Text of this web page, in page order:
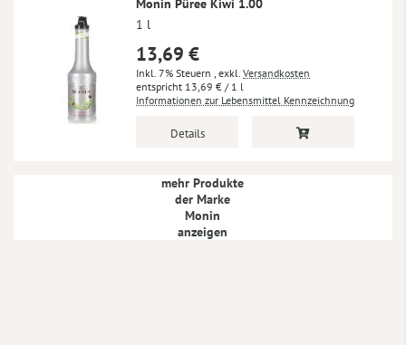
Monin Püree Kiwi 1.00
1 l
13,69 €
Inkl. 7% Steuern , exkl. Versandkosten
13,69 € / 1 l
Informationen zur Lebensmittel Kennzeichnung
Details
mehr Produkte
der Marke
Monin
anzeigen